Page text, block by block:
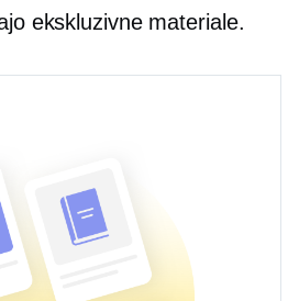
ekskluzivne materiale.